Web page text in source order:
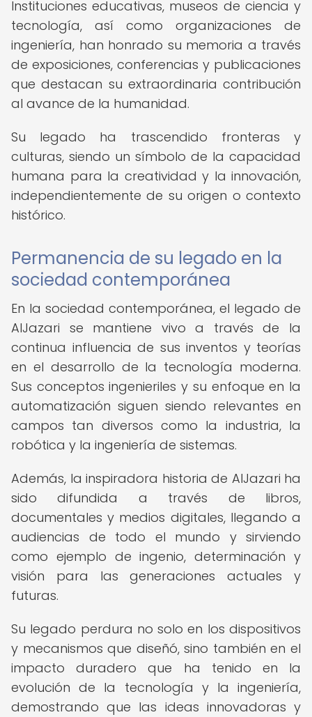
Instituciones educativas, museos de ciencia y
tecnología, así como organizaciones de
ingeniería, han honrado su memoria a través
de exposiciones, conferencias y publicaciones
que destacan su extraordinaria contribución
al avance de la humanidad.
Su legado ha trascendido fronteras y
culturas, siendo un símbolo de la capacidad
humana para la creatividad y la innovación,
independientemente de su origen o contexto
histórico.
Permanencia de su legado en la
sociedad contemporánea
En la sociedad contemporánea, el legado de
AlJazari se mantiene vivo a través de la
continua influencia de sus inventos y teorías
en el desarrollo de la tecnología moderna.
Sus conceptos ingenieriles y su enfoque en la
automatización siguen siendo relevantes en
campos tan diversos como la industria, la
robótica y la ingeniería de sistemas.
Además, la inspiradora historia de AlJazari ha
sido difundida a través de libros,
documentales y medios digitales, llegando a
audiencias de todo el mundo y sirviendo
como ejemplo de ingenio, determinación y
visión para las generaciones actuales y
futuras.
Su legado perdura no solo en los dispositivos
y mecanismos que diseñó, sino también en el
impacto duradero que ha tenido en la
evolución de la tecnología y la ingeniería,
demostrando que las ideas innovadoras y